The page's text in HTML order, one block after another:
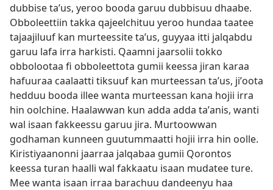
dubbise taʼus, yeroo booda garuu dubbisuu dhaabe.
Obboleettiin takka qajeelchituu yeroo hundaa taatee
tajaajiluuf kan murteessite taʼus, guyyaa itti jalqabdu
garuu lafa irra harkisti. Qaamni jaarsolii tokko
obbolootaa fi obboleettota gumii keessa jiran karaa
hafuuraa caalaatti tiksuuf kan murteessan taʼus, jiʼoota
hedduu booda illee wanta murteessan kana hojii irra
hin oolchine. Haalawwan kun adda adda taʼanis, wanti
wal isaan fakkeessu garuu jira. Murtoowwan
godhaman kunneen guutummaatti hojii irra hin oolle.
Kiristiyaanonni jaarraa jalqabaa gumii Qorontos
keessa turan haalli wal fakkaatu isaan mudatee ture.
Mee wanta isaan irraa barachuu dandeenyu haa